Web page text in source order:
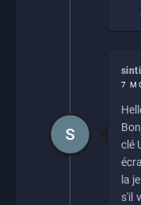
7
clé
la
s'il
S